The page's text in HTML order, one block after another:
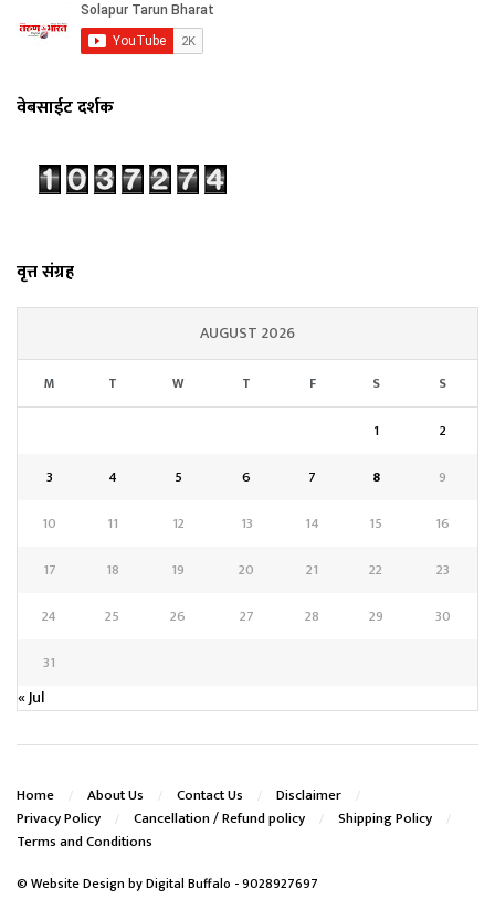
वेबसाईट दर्शक
वृत्त संग्रह
AUGUST 2026
M T W T F S S
1
2
3
4 5 6 7 8
9
10
11 12 13 14 15
16
17
18 19 20 21 22
23
24
25 26 27 28 29
30
31
« Jul
Home About Us Contact Us
Disclaimer
Privacy Policy
Cancellation / Refund policy
Shipping Policy
Terms and Conditions
© Website Design byDigital Buffalo - 9028927697